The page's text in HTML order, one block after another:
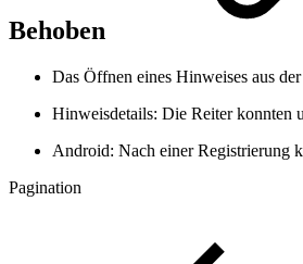
Behoben
Das Öffnen eines Hinweises aus
Hinweisdetails: Die Reiter konnten
Android: Nach einer Registrierung
Pagination